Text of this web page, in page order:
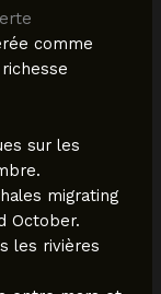
comme
sur les
migrating
October.
les rivières